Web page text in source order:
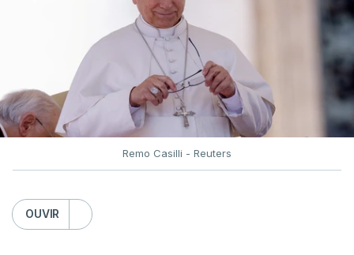
Remo Casilli - Reuters
OUVIR